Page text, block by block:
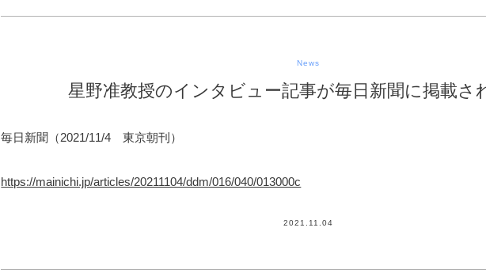
News
星野准教授のインタビュー記事が毎日新聞に掲載さ
毎日新聞（2021/11/4 東京朝刊）
https://mainichi.jp/articles/20211104/ddm/016/040/013000c
2021.11.04